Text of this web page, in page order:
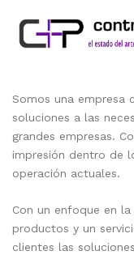
Somos una empresa
soluciones a las
grandes empresas.
impresión dentro de
operación actuales.
Con un enfoque en
productos y un
clientes las